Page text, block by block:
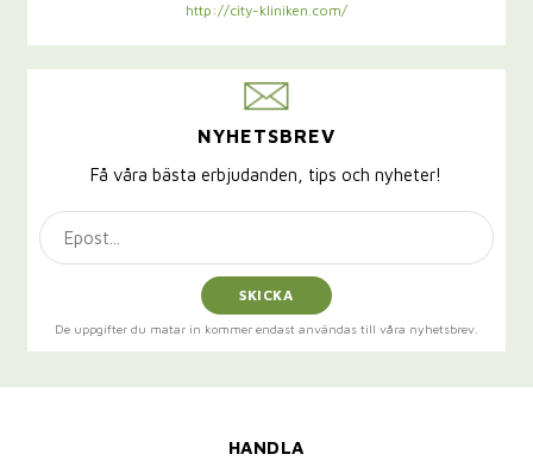
http://city-kliniken.com/
NYHETSBREV
Få våra bästa erbjudanden, tips och nyheter!
SKICKA
De uppgifter du matar in kommer endast användas till våra nyhetsbrev.
HANDLA